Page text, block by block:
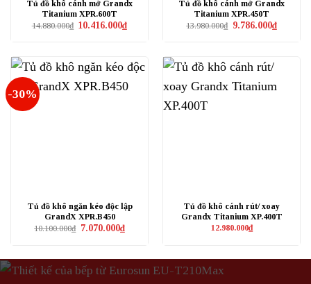
Tủ đồ khô cánh mở Grandx
Titanium XPR.600T
14.880.000₫ Giá
10.416.000₫Giá
hiện
10.416.000₫.
Tủ đồ khô cánh mở Grandx
Titanium XPR.450T
13.980.000₫ Giá
9.786.000₫Giá
hiện
-30%
Tủ đồ khô ngăn kéo độc lập
GrandX XPR.B450
10.100.000₫ Giá
7.070.000₫Giá
hiện
7.070.000₫.
Tủ đồ khô cánh rút/ xoay
Grandx Titanium XP.400T
12.980.000₫